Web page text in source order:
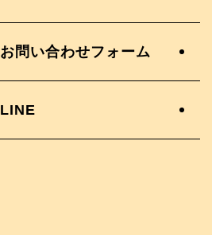
お問い合わせフォーム
LINE